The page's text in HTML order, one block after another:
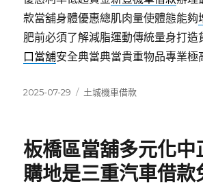
款當舖身體優惠總肌肉量使體態能夠
肥前必須了解減脂運動傳統量身打造
口當舖安全典當典當貴重物品專業極
發
2025-07-29
分
土城機車借款
板橋區當舖多元化中
購地是三重汽車借款